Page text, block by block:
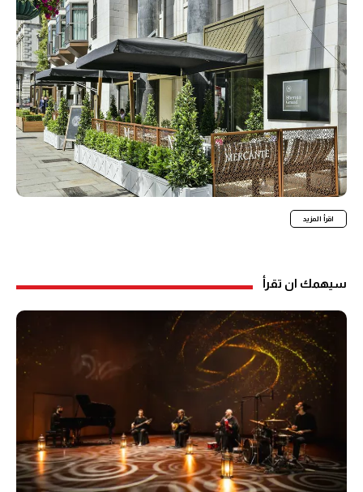
اقرأ المزيد
سيهمك ان تقرأ